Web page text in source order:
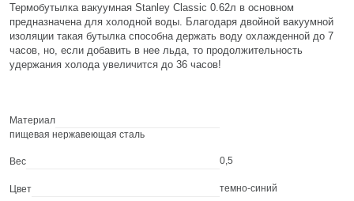
Термобутылка вакуумная Stanley Classic 0.62л в основном
предназначена для холодной воды. Благодаря двойной вакуумной
изоляции такая бутылка способна держать воду охлажденной до 7
часов, но, если добавить в нее льда, то продолжительность
удержания холода увеличится до 36 часов!
Материал
пищевая нержавеющая сталь
Вес 0,5
Цвет темно-синий